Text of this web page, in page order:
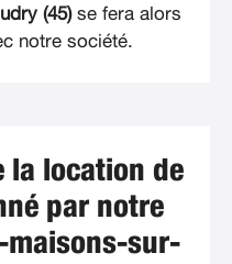
(45)se fera alors
notre société.
la location de
par notre
maisons-sur-